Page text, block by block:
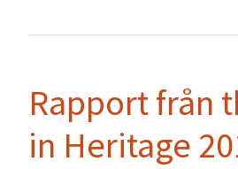
Rapport från
in Heritage